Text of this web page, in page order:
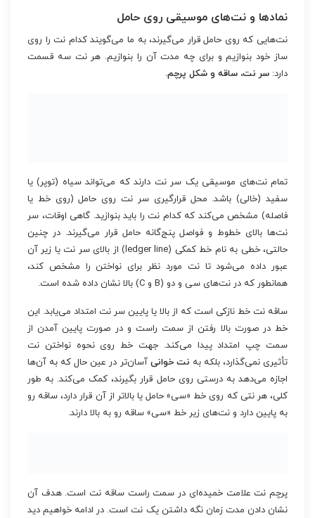
نمادها و نت‌های موسیقی روی حامل
نت‌هایی که روی حامل قرار می‌گیرند، به ما می‌گویند کدام نت را روی
ساز خود بنوازیم و برای چه مدت آن را بنوازیم. هر نت سه قسمت
دارد: سر نت، ساقه و شکل پرچم.
تمام نت‌های موسیقی یک سر نت دارند که می‌تواند سیاه (توپر) یا
سفید (خالی) باشد. محل قرارگیری سر نت روی حامل (روی خط یا
فاصله) مشخص می‌کند که کدام نت را باید بنوازید. گاهی اوقات، سر
نت‌ها بالای خطوط و فواصل پنج‌گانه حامل قرار می‌گیرند. در چنین
حالتی، خطی به نام خط کمکی (ledger line) از بالای سر نت یا زیر آن
عبور داده می‌شود تا نت مورد نظر برای نواختن را مشخص کند،
همانطور که در نت‌های سی و دو (B و C) بالا نشان داده شده است.
ساقه نت خط نازکی است که از بالا یا پایین سر نت امتداد می‌یابد. این
خط در صورت بالا رفتن از سمت راست و در صورت پایین آمدن از
سمت چپ امتداد پیدا می‌کند. جهت خط روی نحوه نواختن نت
تأثیری نمی‌گذارد، بلکه به نت خوانی آسان‌تر در عین حال که به آن‌ها
اجازه می‌دهد به درستی روی حامل قرار بگیرند، کمک می‌کند. به طور
کلی، هر نتی که روی خط «سی» حامل یا بالاتر از آن قرار دارد، ساقه رو
به پایین دارد و نت‌های زیر خط «سی» ساقه رو به بالا دارند.
پرچم نت علامت خمیده‌ای در سمت راست ساقه نت است. هدف آن
نشان دادن مدت زمان نگه داشتن یک نت است. در ادامه خواهیم دید